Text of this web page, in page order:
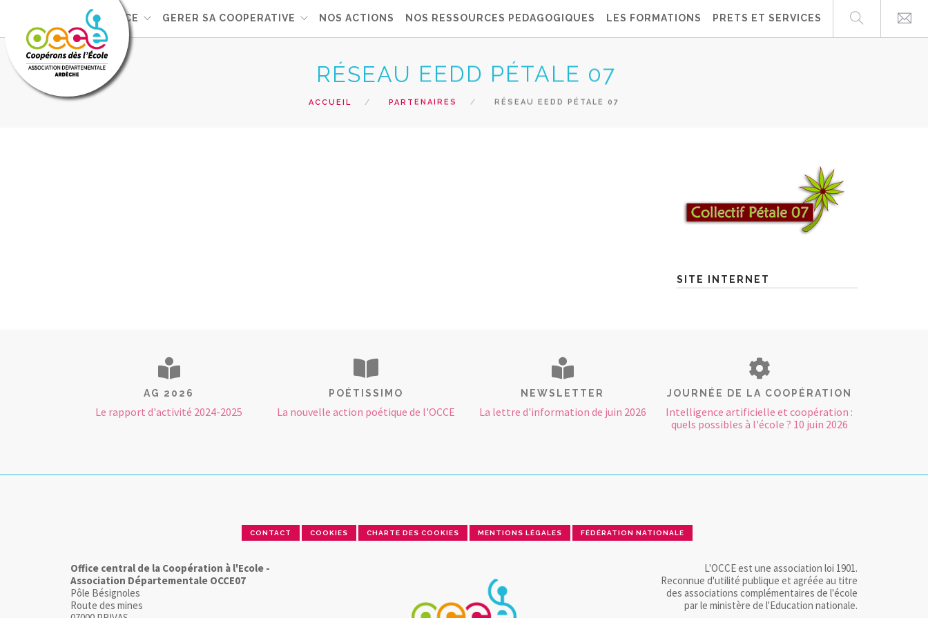
L'OCCE GERER SA COOPERATIVE NOS ACTIONS NOS RESSOURCES PEDAGOGIQUES LES FORMATIONS PRETS ET SERVICES
RÉSEAU EEDD PÉTALE 07
ACCUEIL PARTENAIRES RÉSEAU EEDD PÉTALE 07
SITE INTERNET
AG 2026
Le rapport d'activité 2024-2025
POÉTISSIMO
La nouvelle action poétique de l'OCCE
NEWSLETTER
La lettre d'information de juin 2026
JOURNÉE DE LA COOPÉRATION
Intelligence artificielle et coopération :
quels possibles à l'école ? 10 juin 2026
CONTACT COOKIES CHARTE DES COOKIES MENTIONS LÉGALES FÉDÉRATION NATIONALE
Office central de la Coopération à l'Ecole -
Association Départementale OCCE07
Pôle Bésignoles
Route des mines
L'OCCE est une association loi 1901.
Reconnue d'utilité publique et agréée au titre
des associations complémentaires de l'école
par le ministère de l'Education nationale.